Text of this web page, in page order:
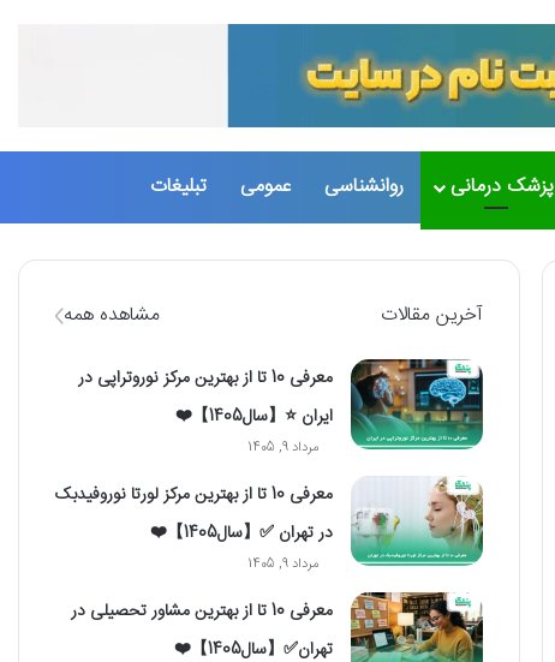
پزشک درمانی روانشناسی عمومی تبلیغات
آخرین مقالات مشاهده همه
معرفی 10 تا از بهترین مرکز نوروتراپی در
ایران ⭐【سال1405】❤️
مرداد 9, 1405
معرفی 10 تا از بهترین مرکز لورتا نوروفیدبک
در تهران ✅【سال1405】❤️
مرداد 9, 1405
معرفی 10 تا از بهترین مشاور تحصیلی در
تهران✅【سال1405】❤️